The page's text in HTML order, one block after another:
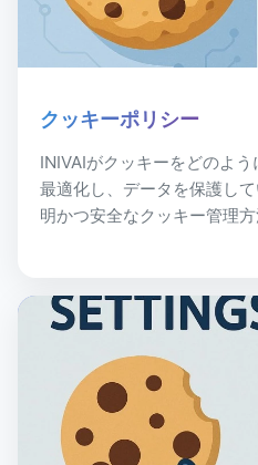
クッキーポリシー
INIVAIがクッキーをどのよ
最適化し、データを保護し
明かつ安全なクッキー管理方